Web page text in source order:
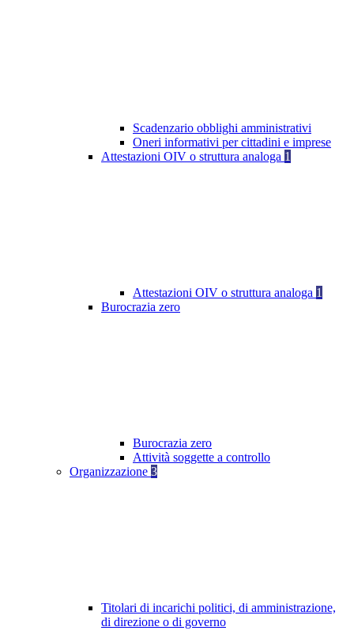
Scadenzario obblighi amministrativi
Oneri informativi per cittadini e imprese
Attestazioni OIV o struttura analoga 1
Attestazioni OIV o struttura analoga 1
Burocrazia zero
Burocrazia zero
Attività soggette a controllo
Organizzazione 3
Titolari di incarichi politici, di amministrazione,
di direzione o di governo